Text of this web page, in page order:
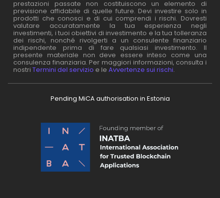
prestazioni passate non costituiscono un elemento di
previsione affidabile di quelle future. Devi investire solo in
prodotti che conosci e di cui comprendi i rischi. Dovresti
valutare accuratamente la tua esperienza negli
investimenti, i tuoi obiettivi di investimento e la tua tolleranza
dei rischi, nonché rivolgerti a un consulente finanziario
indipendente prima di fare qualsiasi investimento. Il
presente materiale non deve essere inteso come una
consulenza finanziaria. Per maggiori informazioni, consulta i
nostriTermini del servizio e leAvvertenze sui rischi.
Pending MiCA authorisation in Estonia